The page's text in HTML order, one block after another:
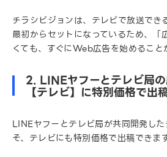
チラシビジョンは、テレビで放送で
最初からセットになっているため、「
くても、すぐにWeb広告を始めること
2. LINEヤフーとテレビ局
【テレビ】に特別価格で出
LINEヤフーとテレビ局が共同開発し
そ、テレビにも特別価格で出稿できます